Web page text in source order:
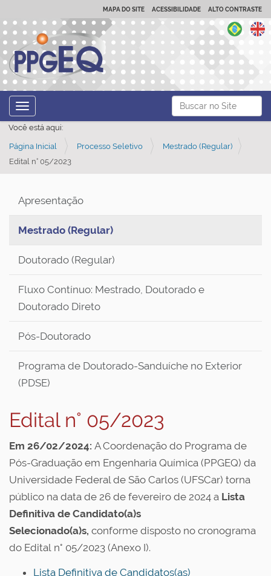
Busca
Busca Avançada…
MAPA DO SITE ACESSIBILIDADE ALTO CONTRASTE
Toggle navigation
Você está aqui:
Página Inicial Processo Seletivo
Mestrado (Regular)
Edital n° 05/2023
Apresentação
Mestrado (Regular)
Doutorado (Regular)
Fluxo Contínuo: Mestrado, Doutorado e
Doutorado Direto
Pós-Doutorado
Programa de Doutorado-Sanduíche no Exterior
(PDSE)
Edital n° 05/2023
Em 26/02/2024: A Coordenação do Programa de
Pós-Graduação em Engenharia Química (PPGEQ) da
Universidade Federal de São Carlos (UFSCar) torna
público na data de 26 de fevereiro de 2024 a Lista
Definitiva de Candidato(a)s
Selecionado(a)s, conforme disposto no cronograma
do Edital n° 05/2023 (Anexo I).
Lista Definitiva de Candidatos(as)